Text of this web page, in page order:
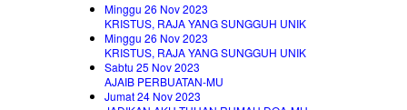
Minggu 26 Nov 2023
KRISTUS, RAJA YANG SUNGGUH UNIK
Minggu 26 Nov 2023
KRISTUS, RAJA YANG SUNGGUH UNIK
Sabtu 25 Nov 2023
AJAIB PERBUATAN-MU
Jumat 24 Nov 2023